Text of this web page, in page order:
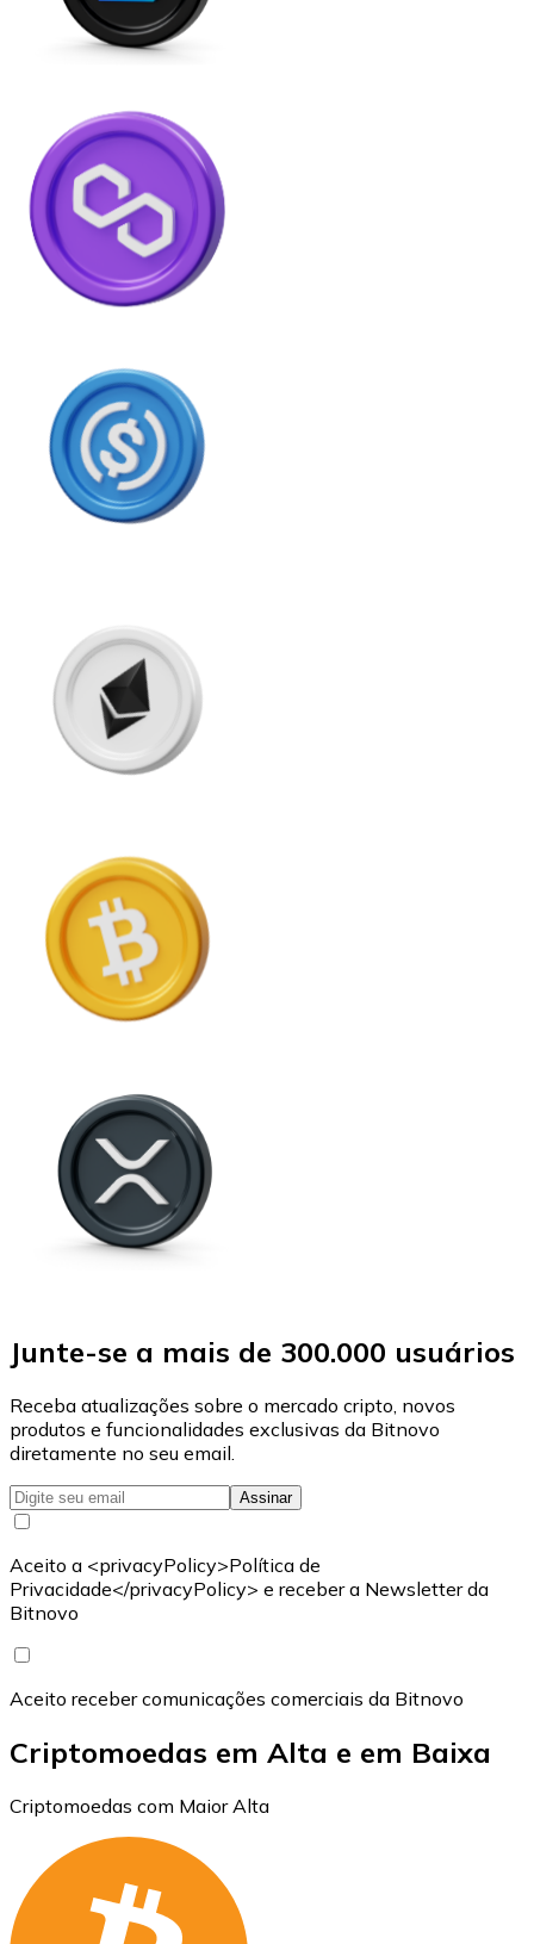
Junte-se a mais de 300.000 usuários
Receba atualizações sobre o mercado cripto, novos
produtos e funcionalidades exclusivas da Bitnovo
diretamente no seu email.
Assinar
Aceito a <privacyPolicy>Política de
Privacidade</privacyPolicy> e receber a Newsletter da
Bitnovo
Aceito receber comunicações comerciais da Bitnovo
Criptomoedas em Alta e em Baixa
Criptomoedas com Maior Alta